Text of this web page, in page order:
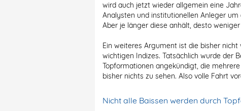
wird auch jetzt wieder allgemein eine
Analysten und institutionellen Anleger
Aber je länger diese anhält, desto
Ein weiteres Argument ist die bisher
wichtigen Indizes. Tatsächlich wurde der
Topformationen angekündigt, die
bisher nichts zu sehen. Also volle Fahrt
Nicht alle Baissen werden durch